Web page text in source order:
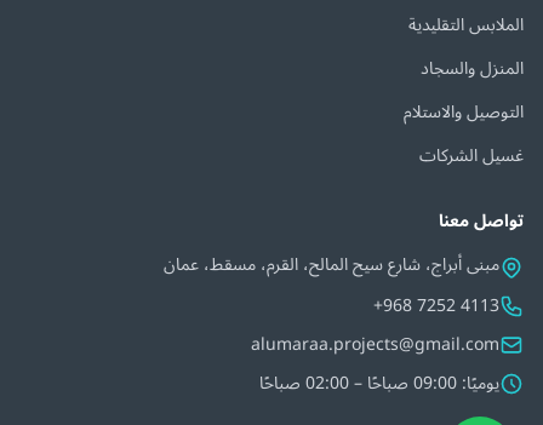
الملابس التقليدية
المنزل والسجاد
التوصيل والاستلام
غسيل الشركات
تواصل معنا
مبنى أبراج، شارع سيح المالح، القرم، مسقط، عمان
+968 7252 4113
alumaraa.projects@gmail.com
يوميًا: 09:00 صباحًا – 02:00 صباحًا